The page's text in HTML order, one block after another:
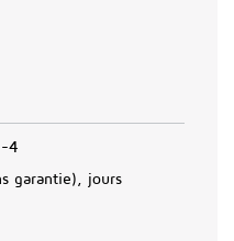
4
garantie), jours